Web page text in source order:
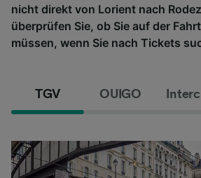
nicht direkt von Lorient nach
überprüfen Sie, ob Sie auf der
müssen, wenn Sie nach Tickets
TGV OUIGO